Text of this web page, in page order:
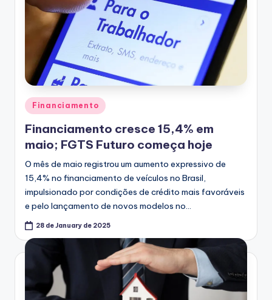
Posted
in
Financiamento
Financiamento cresce 15,4% em
maio; FGTS Futuro começa hoje
O mês de maio registrou um aumento expressivo de
15,4% no financiamento de veículos no Brasil,
impulsionado por condições de crédito mais favoráveis
e pelo lançamento de novos modelos no…
28 de January de 2025